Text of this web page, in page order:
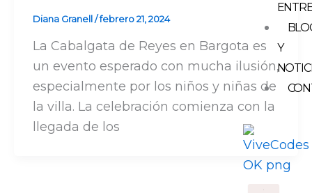
Y
Diana Granell/febrero 21, 2024
La Cabalgata de Reyes en Bargota es
un evento esperado con mucha ilusión,
especialmente por los niños y niñas de
la villa. La celebración comienza con la
llegada de los